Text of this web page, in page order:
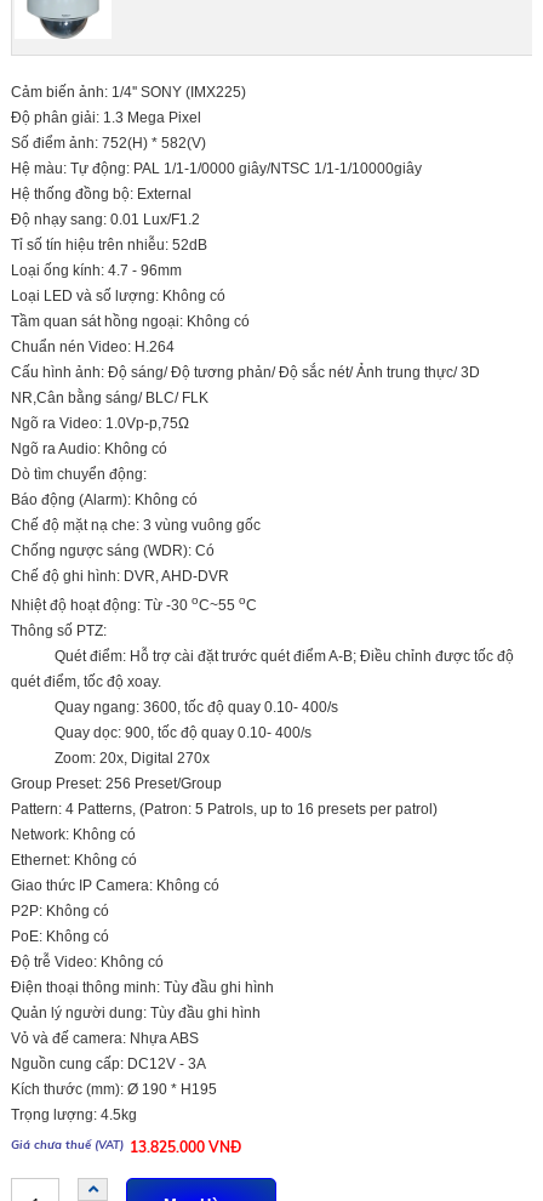
Cảm biến ảnh: 1/4'' SONY (IMX225)
Độ phân giải: 1.3 Mega Pixel
Số điểm ảnh: 752(H) * 582(V)
Hệ màu: Tự động: PAL 1/1-1/0000 giây/NTSC 1/1-1/10000giây
Hệ thống đồng bộ: External
Độ nhạy sang: 0.01 Lux/F1.2
Tỉ số tín hiệu trên nhiễu: 52dB
Loại ống kính: 4.7 - 96mm
Loại LED và số lượng: Không có
Tầm quan sát hồng ngoại: Không có
Chuẩn nén Video: H.264
Cấu hình ảnh: Độ sáng/ Độ tương phản/ Độ sắc nét/ Ảnh trung thực/ 3D
NR,Cân bằng sáng/ BLC/ FLK
Ngõ ra Video: 1.0Vp-p,75Ω
Ngõ ra Audio: Không có
Dò tìm chuyển động:
Báo động (Alarm): Không có
Chế độ mặt nạ che: 3 vùng vuông gốc
Chống ngược sáng (WDR): Có
Chế độ ghi hình: DVR, AHD-DVR
Nhiệt độ hoạt động: Từ -30oC~55oC
Thông số PTZ:
Quét điểm: Hỗ trợ cài đặt trước quét điểm A-B; Điều chỉnh được tốc độ
quét điểm, tốc độ xoay.
Quay ngang: 3600, tốc độ quay 0.10- 400/s
Quay dọc: 900, tốc độ quay 0.10- 400/s
Zoom: 20x, Digital 270x
Group Preset: 256 Preset/Group
Pattern: 4 Patterns, (Patron: 5 Patrols, up to 16 presets per patrol)
Network: Không có
Ethernet: Không có
Giao thức IP Camera: Không có
P2P: Không có
PoE: Không có
Độ trễ Video: Không có
Điện thoại thông minh: Tùy đầu ghi hình
Quản lý người dung: Tùy đầu ghi hình
Vỏ và đế camera: Nhựa ABS
Nguồn cung cấp: DC12V - 3A
Kích thước (mm): Ø 190 * H195
Trọng lượng: 4.5kg
13.825.000 VNĐ